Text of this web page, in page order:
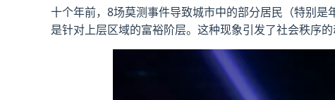
十个年前，8场莫测事件导致城市中的部分居民（特别
是针对上层区域的富裕阶层。这种现象引发了社会秩序的